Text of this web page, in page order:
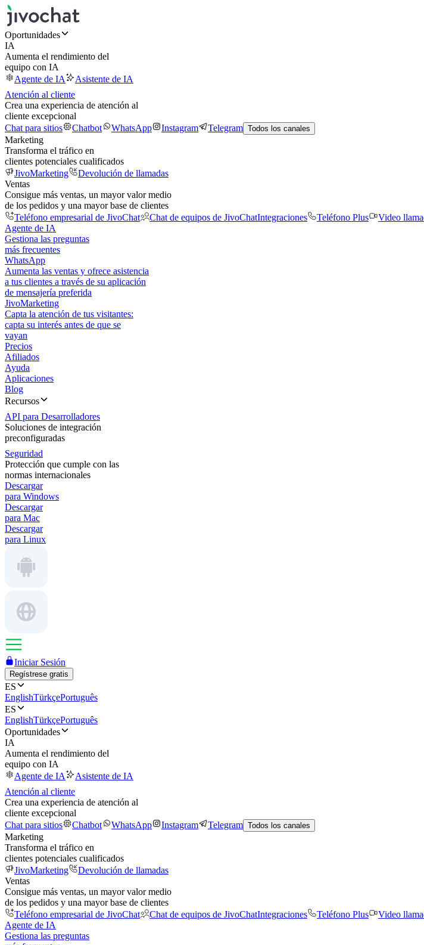
Oportunidades
IA
Aumenta el rendimiento del
equipo con IA
Agente de IA
Asistente de IA
Atención al cliente
Crea una experiencia de atención al
cliente excepcional
Chat para sitios
Chatbot WhatsApp Instagram Telegram Todos los canales
Marketing
Transforma el tráfico en
clientes potenciales cualificados
JivoMarketing
Devolución de llamadas
Ventas
Consigue más ventas, un mayor valor medio
de los pedidos y una mayor base de clientes
Teléfono empresarial de JivoChat
Chat de equipos de JivoChatIntegraciones Teléfono Plus Video
Agente de IA
Gestiona las preguntas
más frecuentes
WhatsApp
Aumenta las ventas y ofrece asistencia
a tus clientes a través de su aplicación
de mensajería preferida
JivoMarketing
Capta la atención de tus visitantes:
capta su interés antes de que se
vayan
Precios
Afiliados
Ayuda
Aplicaciones
Blog
Recursos
API para Desarrolladores
Soluciones de integración
preconfiguradas
Seguridad
Protección que cumple con las
normas internacionales
Descargar
para Windows
Descargar
para Mac
Descargar
para Linux
Iniciar Sesión
Regístrese gratis
ES
EnglishTürkçePortuguês
ES
EnglishTürkçePortuguês
Oportunidades
IA
Aumenta el rendimiento del
equipo con IA
Agente de IA
Asistente de IA
Atención al cliente
Crea una experiencia de atención al
cliente excepcional
Chat para sitios
Chatbot WhatsApp Instagram Telegram Todos los canales
Marketing
Transforma el tráfico en
clientes potenciales cualificados
JivoMarketing
Devolución de llamadas
Ventas
Consigue más ventas, un mayor valor medio
de los pedidos y una mayor base de clientes
Teléfono empresarial de JivoChat
Chat de equipos de JivoChatIntegraciones Teléfono Plus Video
Agente de IA
Gestiona las preguntas